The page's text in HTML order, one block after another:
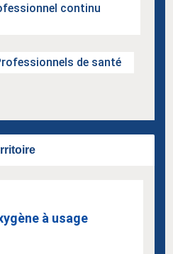
continu
de santé
à usage